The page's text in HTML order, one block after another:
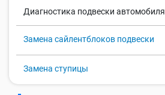
Диагностика подвески автомобиля
Замена сайлентблоков подвески
Замена ступицы